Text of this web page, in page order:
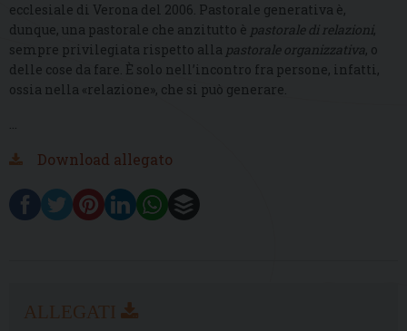
ecclesiale di Verona del 2006. Pastorale generativa è,
dunque, una pastorale che anzitutto è pastorale di relazioni,
sempre privilegiata rispetto alla pastorale organizzativa, o
delle cose da fare. È solo nell’incontro fra persone, infatti,
ossia nella «relazione», che si può generare.
…
Download allegato